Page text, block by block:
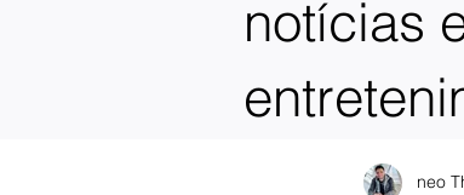
notícias
neo